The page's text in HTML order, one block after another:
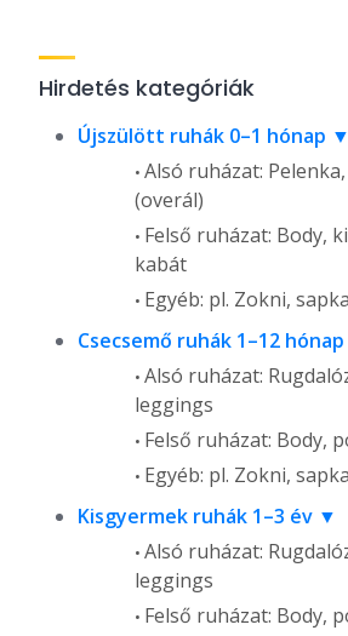
Hirdetés kategóriák
Újszülött ruhák 0–1 hónap
Alsó ruházat:
(overál)
Felső ruházat: Body,
kabát
Egyéb: pl. Zokni,
Csecsemő ruhák 1–12 hónap
Alsó ruházat:
leggings
Felső ruházat: Body,
Egyéb: pl. Zokni,
Kisgyermek ruhák 1–3 év
Alsó ruházat:
leggings
Felső ruházat: Body,